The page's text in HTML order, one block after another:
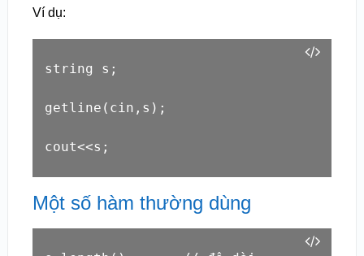
Ví dụ:
string s;
getline(cin,s);
cout<<s;
Một số hàm thường dùng